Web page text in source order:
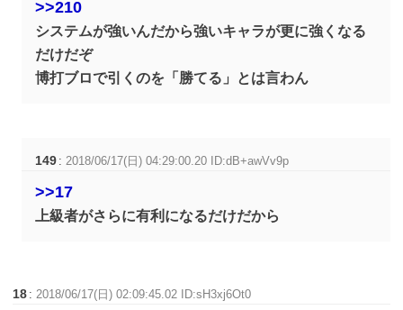
>>210
システムが強いんだから強いキャラが更に強くなる
だけだぞ
博打ブロで引くのを「勝てる」とは言わん
149 : 2018/06/17(日) 04:29:00.20 ID:dB+awVv9p
>>17
上級者がさらに有利になるだけだから
18 : 2018/06/17(日) 02:09:45.02 ID:sH3xj6Ot0